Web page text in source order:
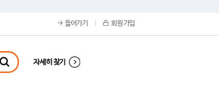
들어가기 회원 가입
자세히 찾기